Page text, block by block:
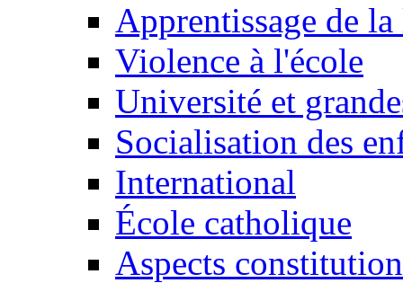
Apprentissage de
Violence à l'école
Université et
Socialisation des
International
École catholique
Aspects